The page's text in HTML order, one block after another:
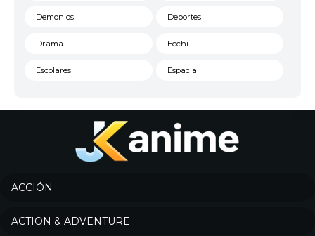
Demonios Deportes
Drama Ecchi
Escolares Espacial
Historico
Josei
ACCIÓN
ACTION & ADVENTURE